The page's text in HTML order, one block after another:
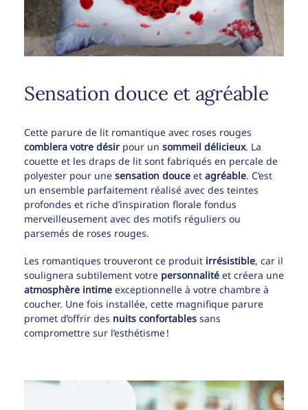
Sensation douce et agréable
Cette parure de lit romantique avec roses rouges
comblera votre désir pour un sommeil délicieux. La
couette et les draps de lit sont fabriqués en percale de
polyester pour une sensation douce et agréable. C’est
un ensemble parfaitement réalisé avec des teintes
profondes et riche d’inspiration florale fondus
merveilleusement avec des motifs réguliers ou
parsemés de roses rouges.
Les romantiques trouveront ce produit irrésistible, car il
soulignera subtilement votre personnalité et créera une
atmosphère intime exceptionnelle à votre chambre à
coucher. Une fois installée, cette magnifique parure
promet d’offrir des nuits confortables sans
compromettre sur l’esthétisme !